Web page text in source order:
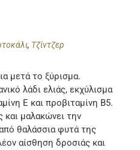
, Τζίντζερ
μετά το ξύρισμα.
λάδι ελιάς, εκχύλισμα
Ε και προβιταμίνη Β5.
και μαλακώνει την
θαλάσσια φυτά της
αίσθηση δροσιάς και